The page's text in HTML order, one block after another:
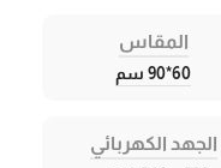
المقاس
60*90 سم
الجهد الكهربائي